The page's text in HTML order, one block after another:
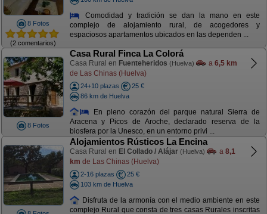
8 Fotos
(2 comentarios)
Comodidad y tradición se dan la mano en este
complejo de alojamiento rural, de acogedores y
espaciosos apartamentos ubicados en las dependen ...
8 Fotos
Casa Rural Finca La Colorá
Casa Rural en Fuenteheridos (Huelva) a 6,5 km
de Las Chinas (Huelva)
24+10 plazas
25 €
86 km de Huelva
En pleno corazón del parque natural Sierra de
Aracena y Picos de Aroche, declarado reserva de la
biosfera por la Unesco, en un entorno privi ...
Alojamientos Rústicos La Encina
Casa Rural en El Collado / Alájar (Huelva) a 8,1
km de Las Chinas (Huelva)
2-16 plazas
25 €
103 km de Huelva
Disfruta de la armonía con el medio ambiente en este
complejo Rural que consta de tres casas Rurales inscritas